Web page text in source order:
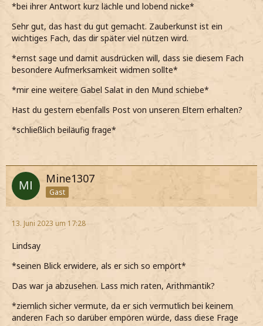
*bei ihrer Antwort kurz lächle und lobend nicke*
Sehr gut, das hast du gut gemacht. Zauberkunst ist ein
wichtiges Fach, das dir später viel nützen wird.
*ernst sage und damit ausdrücken will, dass sie diesem Fach
besondere Aufmerksamkeit widmen sollte*
*mir eine weitere Gabel Salat in den Mund schiebe*
Hast du gestern ebenfalls Post von unseren Eltern erhalten?
*schließlich beiläufig frage*
Mine1307
Gast
13. Juni 2023 um 17:28
Lindsay
*seinen Blick erwidere, als er sich so empört*
Das war ja abzusehen. Lass mich raten, Arithmantik?
*ziemlich sicher vermute, da er sich vermutlich bei keinem
anderen Fach so darüber empören würde, dass diese Frage